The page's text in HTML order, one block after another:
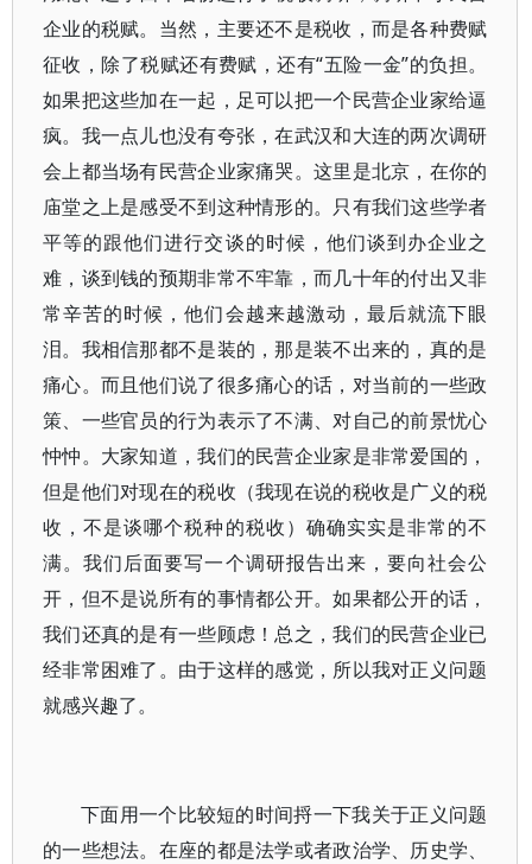
企业的税赋。当然，主要还不是税收，而是各种费赋
征收，除了税赋还有费赋，还有“五险一金”的负担。
如果把这些加在一起，足可以把一个民营企业家给逼
疯。我一点儿也没有夸张，在武汉和大连的两次调研
会上都当场有民营企业家痛哭。这里是北京，在你的
庙堂之上是感受不到这种情形的。只有我们这些学者
平等的跟他们进行交谈的时候，他们谈到办企业之
难，谈到钱的预期非常不牢靠，而几十年的付出又非
常辛苦的时候，他们会越来越激动，最后就流下眼
泪。我相信那都不是装的，那是装不出来的，真的是
痛心。而且他们说了很多痛心的话，对当前的一些政
策、一些官员的行为表示了不满、对自己的前景忧心
忡忡。大家知道，我们的民营企业家是非常爱国的，
但是他们对现在的税收（我现在说的税收是广义的税
收，不是谈哪个税种的税收）确确实实是非常的不
满。我们后面要写一个调研报告出来，要向社会公
开，但不是说所有的事情都公开。如果都公开的话，
我们还真的是有一些顾虑！总之，我们的民营企业已
经非常困难了。由于这样的感觉，所以我对正义问题
就感兴趣了。
下面用一个比较短的时间捋一下我关于正义问题
的一些想法。在座的都是法学或者政治学、历史学、